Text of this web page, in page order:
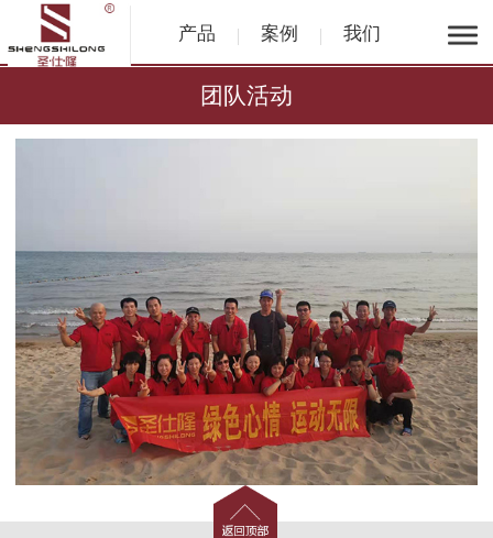
产品 案例 我们
团队活动